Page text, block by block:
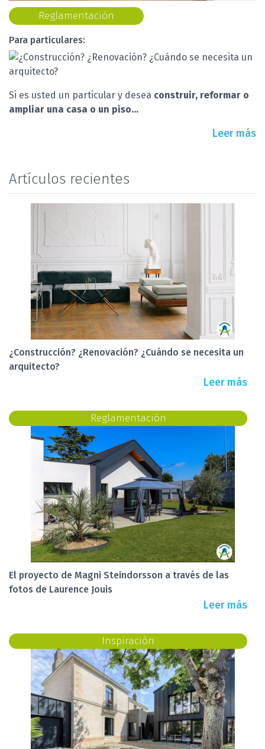
Reglamentación
Para particulares:
Si es usted un particular y desea construir, reformar o
ampliar una casa o un piso...
Leer más
Artículos recientes
¿Construcción? ¿Renovación? ¿Cuándo se necesita un
arquitecto?
Leer más
Reglamentación
El proyecto de Magni Steindorsson a través de las
fotos de Laurence Jouis
Leer más
Inspiración